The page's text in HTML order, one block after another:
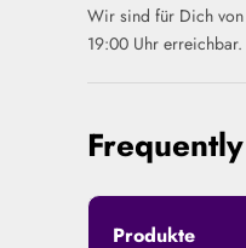
Wir sind für Dich
19:00 Uhr erreichbar.
Produkte